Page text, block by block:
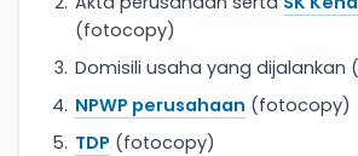
(fotocopy)
Domisili usaha yang
NPWP perusahaan (fotocopy)
TDP (fotocopy)